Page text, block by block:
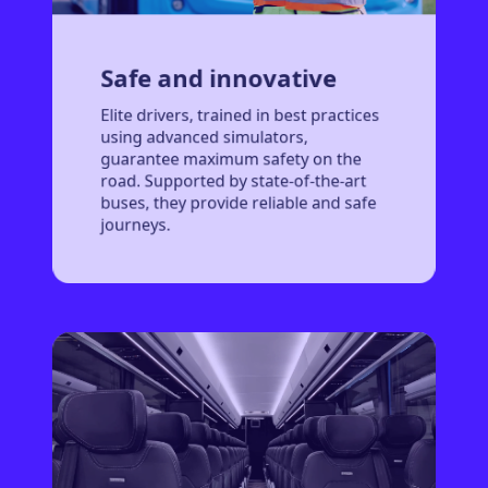
Safe and innovative
Elite drivers, trained in best practices
using advanced simulators,
guarantee maximum safety on the
road. Supported by state-of-the-art
buses, they provide reliable and safe
journeys.